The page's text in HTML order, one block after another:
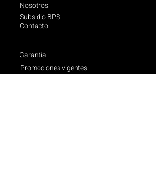
Nosotros
Subsidio BPS
Contacto
Garantía
Promociones vigentes